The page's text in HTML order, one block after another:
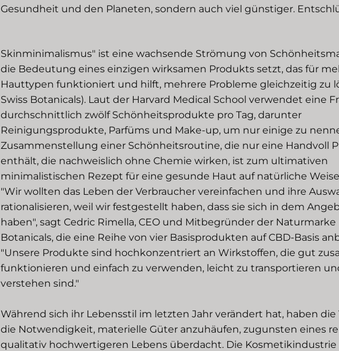
Gesundheit und den Planeten, sondern auch viel günstiger.
Skinminimalismus" ist eine wachsende Strömung von
die Bedeutung eines einzigen wirksamen Produkts setzt, das für
Hauttypen funktioniert und hilft, mehrere Probleme gleichzeitig zu
Swiss Botanicals). Laut der Harvard Medical School verwendet eine
durchschnittlich zwölf Schönheitsprodukte pro Tag, darunter
Reinigungsprodukte, Parfüms und Make-up, um nur einige zu
Zusammenstellung einer Schönheitsroutine, die nur eine Handvoll
enthält, die nachweislich ohne Chemie wirken, ist zum ultimativen
minimalistischen Rezept für eine gesunde Haut auf natürliche
"Wir wollten das Leben der Verbraucher vereinfachen und ihre
rationalisieren, weil wir festgestellt haben, dass sie sich in dem
haben", sagt Cedric Rimella, CEO und Mitbegründer der Naturmarke
Botanicals, die eine Reihe von vier Basisprodukten auf CBD-Basis
"Unsere Produkte sind hochkonzentriert an Wirkstoffen, die gut
funktionieren und einfach zu verwenden, leicht zu transportieren
verstehen sind."
Während sich ihr Lebensstil im letzten Jahr verändert hat, haben die
die Notwendigkeit, materielle Güter anzuhäufen, zugunsten eines
qualitativ hochwertigeren Lebens überdacht. Die